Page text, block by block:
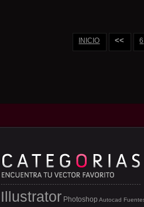
INICIO << 6
Illustrator Photoshop Autocad